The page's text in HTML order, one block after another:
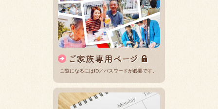
ご覧になるにはID／パスワードが必要です。